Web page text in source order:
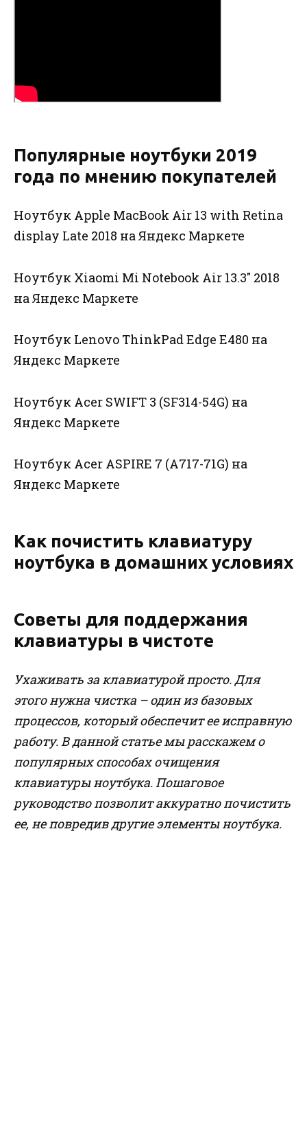
Популярные ноутбуки 2019
года по мнению покупателей
Ноутбук Apple MacBook Air 13 with Retina
display Late 2018 на Яндекс Маркете
Ноутбук Xiaomi Mi Notebook Air 13.3″ 2018
на Яндекс Маркете
Ноутбук Lenovo ThinkPad Edge E480 на
Яндекс Маркете
Ноутбук Acer SWIFT 3 (SF314-54G) на
Яндекс Маркете
Ноутбук Acer ASPIRE 7 (A717-71G) на
Яндекс Маркете
Как почистить клавиатуру
ноутбука в домашних условиях
Советы для поддержания
клавиатуры в чистоте
Ухаживать за клавиатурой просто. Для
этого нужна чистка – один из базовых
процессов, который обеспечит ее исправную
работу. В данной статье мы расскажем о
популярных способах очищения
клавиатуры ноутбука. Пошаговое
руководство позволит аккуратно почистить
ее, не повредив другие элементы ноутбука.